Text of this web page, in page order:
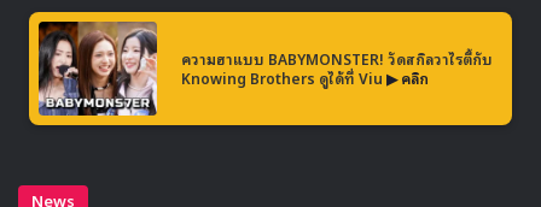
ความฮาแบบ BABYMONSTER! วัดสกิลวาไรตี้กับ
Knowing Brothers ดูได้ที่ Viu ▶ คลิก